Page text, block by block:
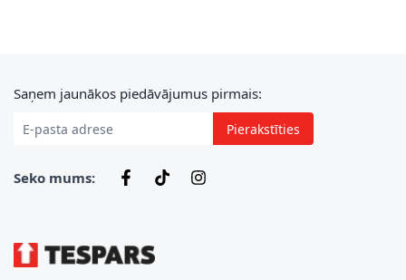
E-pasta adrese
Saņem jaunākos piedāvājumus pirmais:
Pierakstīties
Seko mums: